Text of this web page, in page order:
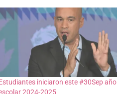
iniciaron este #30Sep año
2024-2025